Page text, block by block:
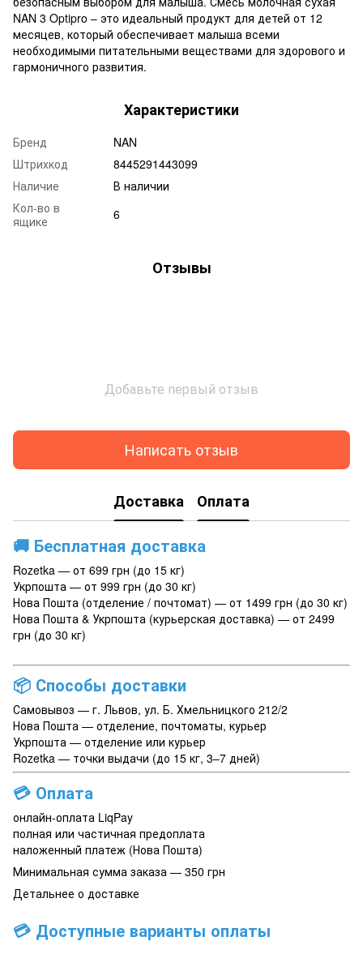
NAN 3 Optipro – это идеальный продукт для детей от 12
месяцев, который обеспечивает малыша всеми
необходимыми питательными веществами для здорового и
гармоничного развития.
Характеристики
Бренд
NAN
Штрихкод
8445291443099
Наличие
В наличии
Кол-во в
ящике
6
Отзывы
Добавьте первый отзыв
Написать отзыв
Доставка Оплата
🚚 Бесплатная доставка
Rozetka — от 699 грн (до 15 кг)
Укрпошта — от 999 грн (до 30 кг)
Нова Пошта (отделение / почтомат) — от 1499 грн (до 30 кг)
Нова Пошта & Укрпошта (курьерская доставка) — от 2499
грн (до 30 кг)
📦 Способы доставки
Самовывоз — г. Львов, ул. Б. Хмельницкого 212/2
Нова Пошта — отделение, почтоматы, курьер
Укрпошта — отделение или курьер
Rozetka — точки выдачи (до 15 кг, 3–7 дней)
💳 Оплата
онлайн-оплата LiqPay
полная или частичная предоплата
наложенный платеж (Нова Пошта)
Минимальная сумма заказа — 350 грн
Детальнее о доставке
💳 Доступные варианты оплаты